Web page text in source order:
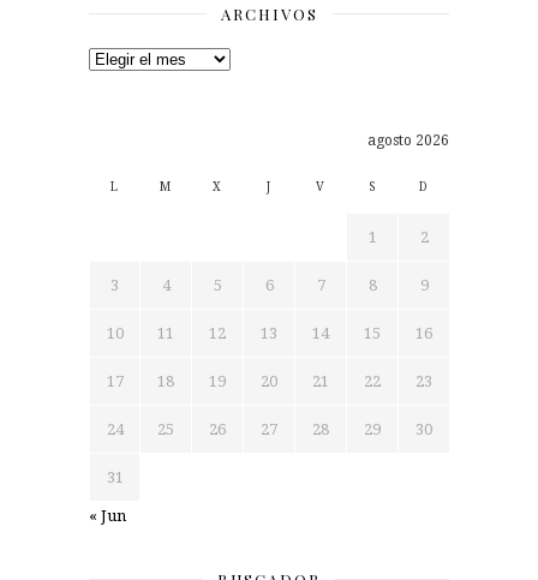
ARCHIVOS
Archivos
agosto 2026
L M X J V S D
1 2
3 4 5 6 7 8 9
10 11 12 13 14 15 16
17 18 19 20 21 22 23
24 25 26 27 28 29 30
31
« Jun